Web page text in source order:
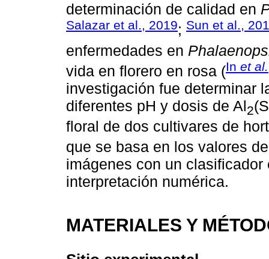
determinación de calidad en
Salazar et al., 2019; Sun et al.,
enfermedades en
vida en florero en rosa (In et al.
investigación fue determinar
diferentes pH y dosis de Al2
floral de dos cultivares de
que se basa en los valores
imágenes con un
interpretación numérica.
MATERIALES Y